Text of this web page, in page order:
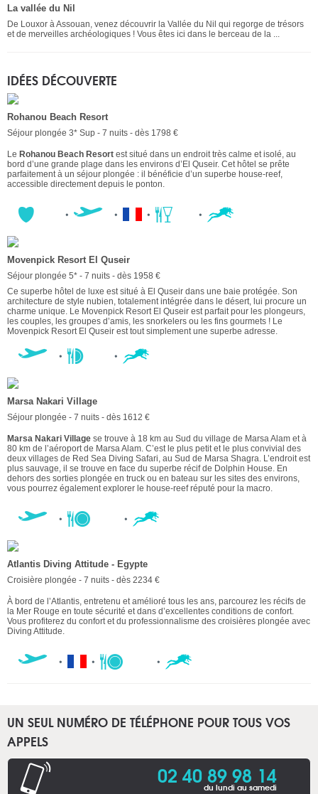
La vallée du Nil
De Louxor à Assouan, venez découvrir la Vallée du Nil qui regorge de trésors
et de merveilles archéologiques ! Vous êtes ici dans le berceau de la ...
IDÉES DÉCOUVERTE
Rohanou Beach Resort
Séjour plongée 3* Sup - 7 nuits - dès 1798 €
Le Rohanou Beach Resort est situé dans un endroit très calme et isolé, au
bord d’une grande plage dans les environs d’El Quseir. Cet hôtel se prête
parfaitement à un séjour plongée : il bénéficie d’un superbe house-reef,
accessible directement depuis le ponton.
Movenpick Resort El Quseir
Séjour plongée 5* - 7 nuits - dès 1958 €
Ce superbe hôtel de luxe est situé à El Quseir dans une baie protégée. Son
architecture de style nubien, totalement intégrée dans le désert, lui procure un
charme unique. Le Movenpick Resort El Quseir est parfait pour les plongeurs,
les couples, les groupes d’amis, les snorkelers ou les fins gourmets ! Le
Movenpick Resort El Quseir est tout simplement une superbe adresse.
Marsa Nakari Village
Séjour plongée - 7 nuits - dès 1612 €
Marsa Nakari Village se trouve à 18 km au Sud du village de Marsa Alam et à
80 km de l’aéroport de Marsa Alam. C’est le plus petit et le plus convivial des
deux villages de Red Sea Diving Safari, au Sud de Marsa Shagra. L’endroit est
plus sauvage, il se trouve en face du superbe récif de Dolphin House. En
dehors des sorties plongée en truck ou en bateau sur les sites des environs,
vous pourrez également explorer le house-reef réputé pour la macro.
Atlantis Diving Attitude - Egypte
Croisière plongée - 7 nuits - dès 2234 €
À bord de l’Atlantis, entretenu et amélioré tous les ans, parcourez les récifs de
la Mer Rouge en toute sécurité et dans d’excellentes conditions de confort.
Vous profiterez du confort et du professionnalisme des croisières plongée avec
Diving Attitude.
UN SEUL NUMÉRO DE TÉLÉPHONE POUR TOUS VOS
APPELS
02 40 89 98 14
du lundi au samedi